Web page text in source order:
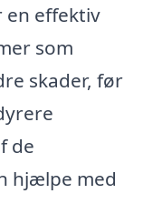
en effektiv
som
skader, før
de
hjælpe med